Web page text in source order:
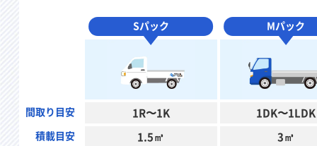
Sパック Mパック
間取り目安 1R〜1K 1DK〜1LDK
積載目安 1.5㎥ 3㎥